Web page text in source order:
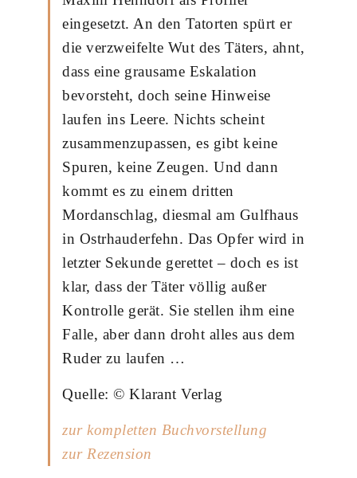
eingesetzt. An den Tatorten spürt er
die verzweifelte Wut des Täters, ahnt,
dass eine grausame Eskalation
bevorsteht, doch seine Hinweise
laufen ins Leere. Nichts scheint
zusammenzupassen, es gibt keine
Spuren, keine Zeugen. Und dann
kommt es zu einem dritten
Mordanschlag, diesmal am Gulfhaus
in Ostrhauderfehn. Das Opfer wird in
letzter Sekunde gerettet – doch es ist
klar, dass der Täter völlig außer
Kontrolle gerät. Sie stellen ihm eine
Falle, aber dann droht alles aus dem
Ruder zu laufen …
Quelle: © Klarant Verlag
zur kompletten Buchvorstellung
zur Rezension